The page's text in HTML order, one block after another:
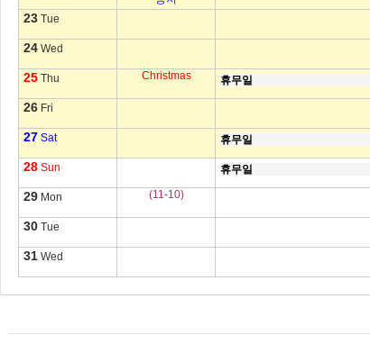
23 Tue
24 Wed
25 Thu Christmas 휴무일
26 Fri
27 Sat 휴무일
28 Sun 휴무일
29 Mon (11-10)
30 Tue
31 Wed